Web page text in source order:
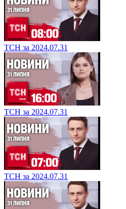
ТСН за 2024.07.31
ТСН за 2024.07.31
ТСН за 2024.07.31